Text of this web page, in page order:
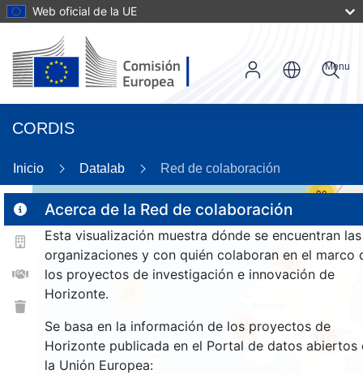
Web oficial de la UE
CORDIS
Menu
Inicio Datalab Red de colaboración
Acerca de la Red de colaboración
Esta visualización muestra dónde se encuentran las
organizaciones y con quién colaboran en el marco
los proyectos de investigación e innovación de
Horizonte.
Se basa en la información de los proyectos de
Horizonte publicada en el Portal de datos abiertos
la Unión Europea:
30
121
257
1647